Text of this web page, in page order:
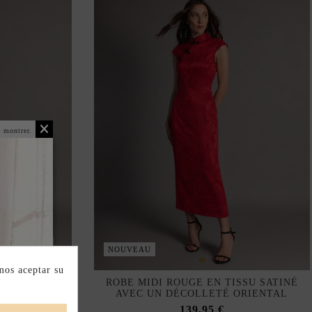
NOUVEAU
ROBE MIDI ROUGE EN TISSU SATINÉ
AVEC UN DÉCOLLETÉ ORIENTAL
montrer.
aceptar su